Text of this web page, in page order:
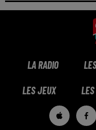
LA RADIO
LES JEUX